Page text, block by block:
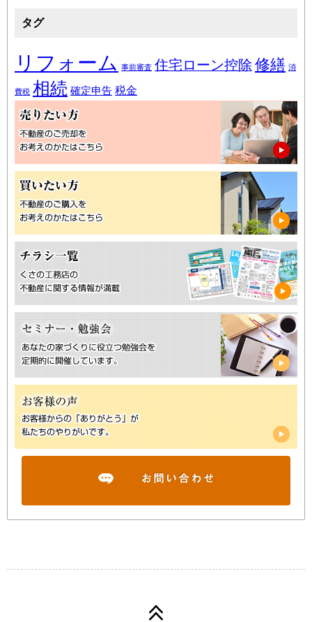
タグ
リフォーム 事前審査 住宅ローン控除 修繕 消
費税 相続 確定申告 税金